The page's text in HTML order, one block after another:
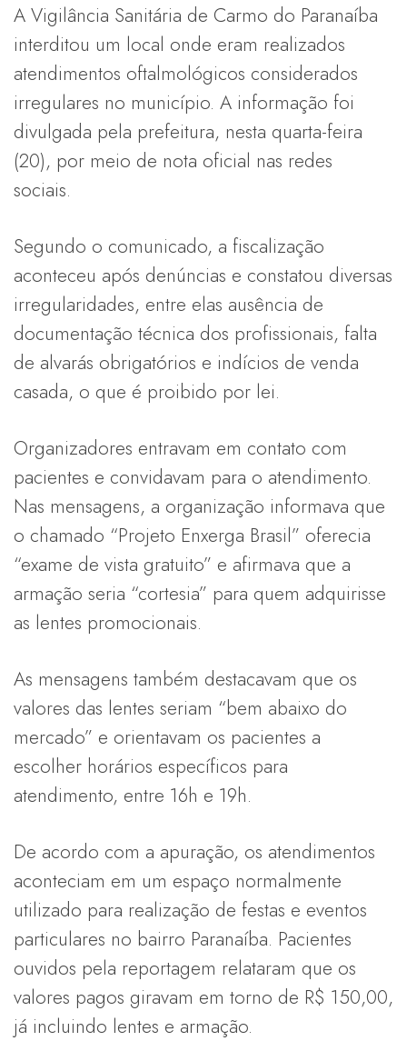
A Vigilância Sanitária de Carmo do Paranaíba
interditou um local onde eram realizados
atendimentos oftalmológicos considerados
irregulares no município. A informação foi
divulgada pela prefeitura, nesta quarta-feira
(20), por meio de nota oficial nas redes
sociais.
Segundo o comunicado, a fiscalização
aconteceu após denúncias e constatou diversas
irregularidades, entre elas ausência de
documentação técnica dos profissionais, falta
de alvarás obrigatórios e indícios de venda
casada, o que é proibido por lei.
Organizadores entravam em contato com
pacientes e convidavam para o atendimento.
Nas mensagens, a organização informava que
o chamado “Projeto Enxerga Brasil” oferecia
“exame de vista gratuito” e afirmava que a
armação seria “cortesia” para quem adquirisse
as lentes promocionais.
As mensagens também destacavam que os
valores das lentes seriam “bem abaixo do
mercado” e orientavam os pacientes a
escolher horários específicos para
atendimento, entre 16h e 19h.
De acordo com a apuração, os atendimentos
aconteciam em um espaço normalmente
utilizado para realização de festas e eventos
particulares no bairro Paranaíba. Pacientes
ouvidos pela reportagem relataram que os
valores pagos giravam em torno de R$ 150,00,
já incluindo lentes e armação.